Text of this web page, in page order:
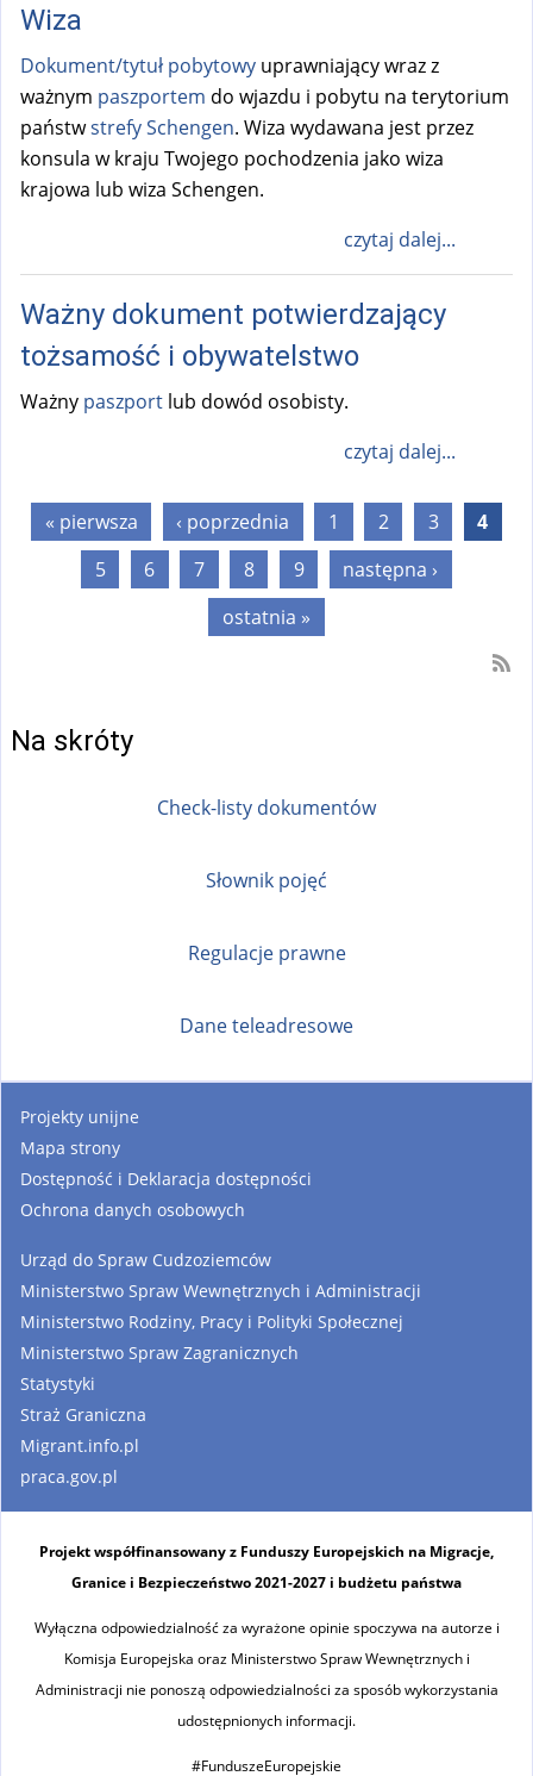
Wiza
Dokument/tytuł pobytowy uprawniający wraz z
ważnym paszportem do wjazdu i pobytu na terytorium
państwstrefy Schengen. Wiza wydawana jest przez
konsula w kraju Twojego pochodzenia jako wiza
krajowa lub wiza Schengen.
czytaj dalej...
Ważny dokument potwierdzający
tożsamość i obywatelstwo
Ważny paszport lub dowód osobisty.
czytaj dalej...
Strony
« pierwsza ‹ poprzednia 1 2 3
4
5
6 7 8 9
następna ›
ostatnia »
Na skróty
Check-listy dokumentów
Słownik pojęć
Regulacje prawne
Dane teleadresowe
Projekty unijne
Mapa strony
Dostępność i Deklaracja dostępności
Ochrona danych osobowych
Urząd do Spraw Cudzoziemców
Ministerstwo Spraw Wewnętrznych i Administracji
Ministerstwo Rodziny, Pracy i Polityki Społecznej
Ministerstwo Spraw Zagranicznych
Statystyki
Straż Graniczna
Migrant.info.pl
praca.gov.pl
Projekt współfinansowany z Funduszy Europejskich na Migracje,
Granice i Bezpieczeństwo 2021-2027 i budżetu państwa
Wyłączna odpowiedzialność za wyrażone opinie spoczywa na autorze i
Komisja Europejska oraz Ministerstwo Spraw Wewnętrznych i
Administracji nie ponoszą odpowiedzialności za sposób wykorzystania
udostępnionych informacji.
#FunduszeEuropejskie